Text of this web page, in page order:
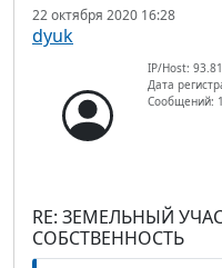
22 октября 2020 16:28
dyuk
IP/Host:
Дата
Сообщений:
RE: ЗЕМЕЛЬНЫЙ
СОБСТВЕННОСТЬ